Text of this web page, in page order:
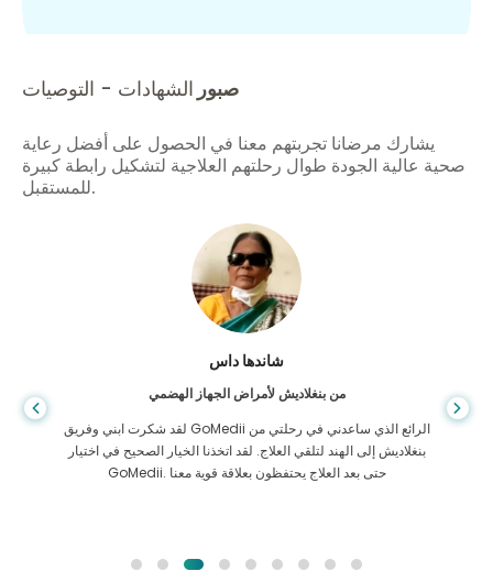
صبور الشهادات - التوصيات
يشارك مرضانا تجربتهم معنا في الحصول على أفضل رعاية
صحية عالية الجودة طوال رحلتهم العلاجية لتشكيل رابطة كبيرة
للمستقبل.
شاندها داس
من بنغلاديش لأمراض الجهاز الهضمي
لقد شكرت ابني وفريق GoMedii الرائع الذي ساعدني في رحلتي من
بنغلاديش إلى الهند لتلقي العلاج. لقد اتخذنا الخيار الصحيح في اختيار
GoMedii. حتى بعد العلاج يحتفظون بعلاقة قوية معنا